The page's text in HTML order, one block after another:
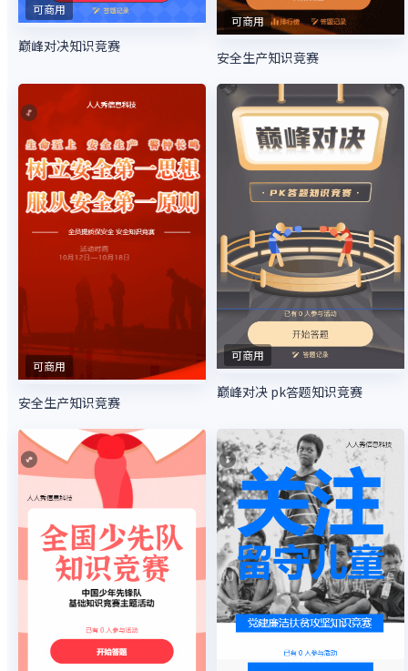
可商用
巅峰对决知识竞赛
可商用
安全生产知识竞赛
可商用
安全生产知识竞赛
可商用
巅峰对决 pk答题知识竞赛